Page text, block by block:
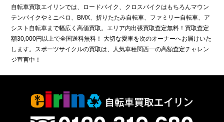
自転車買取エイリンでは、ロードバイク、クロスバイクはもちろんマウン
テンバイクやミニベロ、BMX、折りたたみ自転車、ファミリー自転車、ア
シスト自転車まで幅広く高価買取。エリア内出張買取査定無料！買取査定
額30,000円以上で全国送料無料！ 大切な愛車を次のオーナーへお届けいた
します。スポーツサイクルの買取は、人気車種関西一の高額査定チャレン
ジ宣言中！